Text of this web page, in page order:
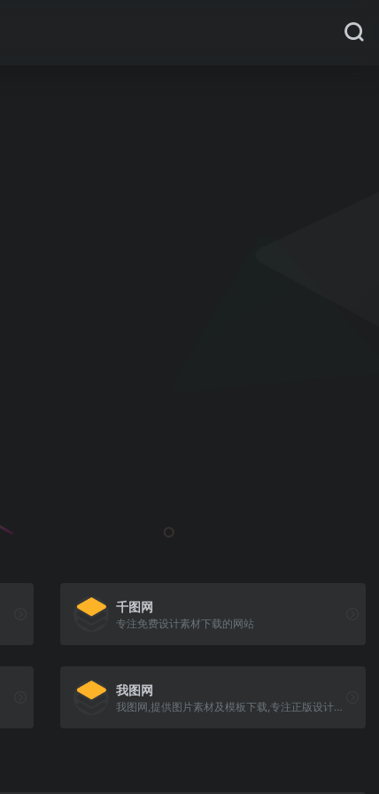
千图网
专注免费设计素材下载的网站
我图网
我图网,提供图片素材及模板下载,专注正版设计作品交易